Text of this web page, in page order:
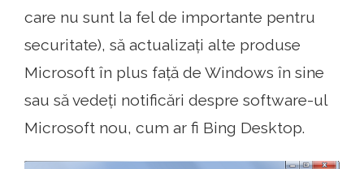
care nu sunt la fel de importante pentru
securitate), să actualizați alte produse
Microsoft în plus față de Windows în sine
sau să vedeți notificări despre software-ul
Microsoft nou, cum ar fi Bing Desktop.